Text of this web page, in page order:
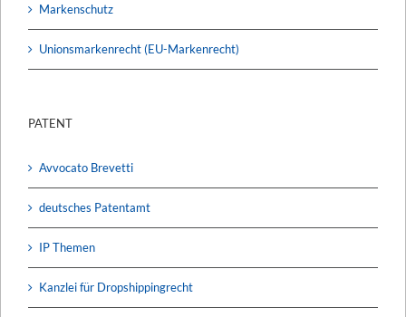
Markenschutz
Unionsmarkenrecht (EU-Markenrecht)
PATENT
Avvocato Brevetti
deutsches Patentamt
IP Themen
Kanzlei für Dropshippingrecht